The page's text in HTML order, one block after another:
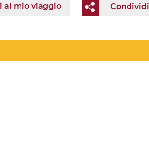
Condividi
al mio viaggio